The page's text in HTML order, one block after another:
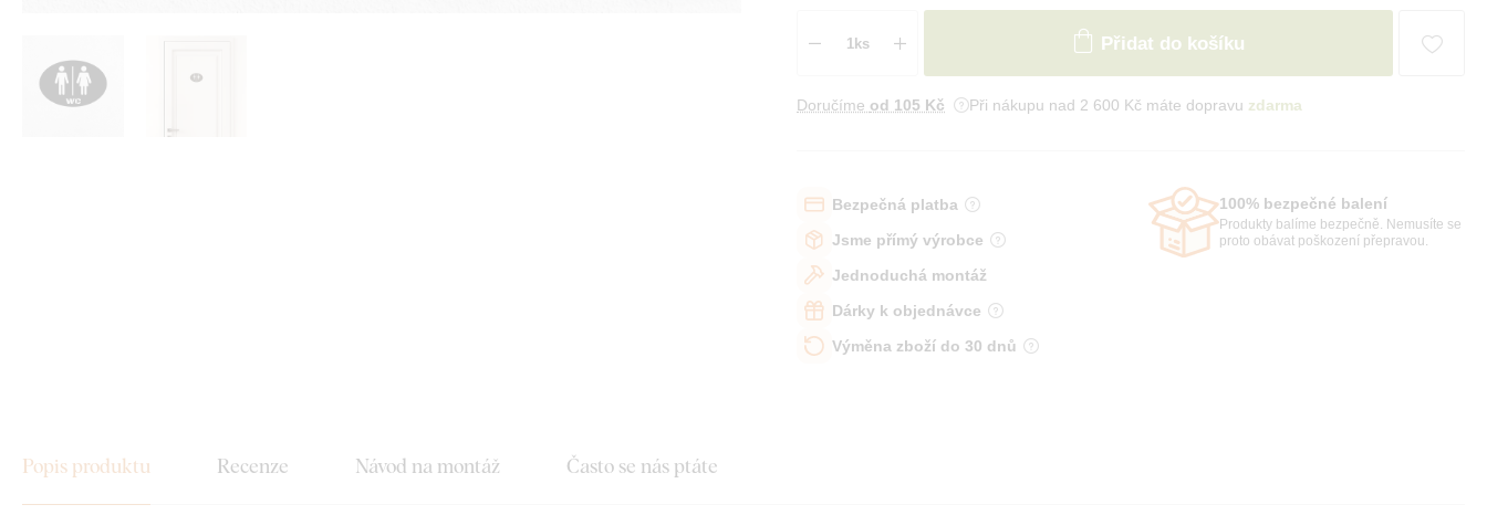
Přidat do košíku
Doručíme od 105 Kč Při nákupu nad 2 600 Kč máte dopravu zdarma
Bezpečná platba
Jsme přímý výrobce
Jednoduchá montáž
Dárky k objednávce
Výměna zboží do 30 dnů
100% bezpečné balení
Produkty balíme bezpečně. Nemusíte se
proto obávat poškození přepravou.
Popis produktu Recenze Návod na montáž Často se nás ptáte